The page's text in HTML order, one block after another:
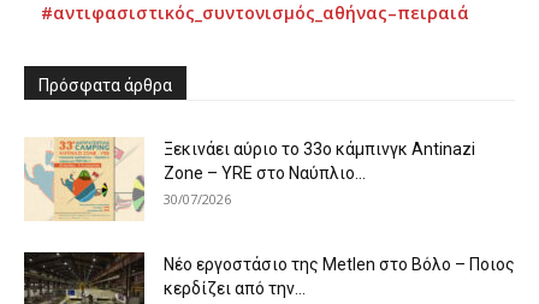
#αντιφασιστικός_συντονισμός_αθήνας–πειραιά
Πρόσφατα άρθρα
Ξεκινάει αύριο το 33ο κάμπινγκ Antinazi
Zone – YRE στο Ναύπλιο...
30/07/2026
Νέο εργοστάσιο της Metlen στο Βόλο – Ποιος
κερδίζει από την...